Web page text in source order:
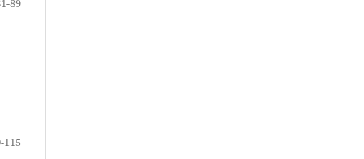
89
115